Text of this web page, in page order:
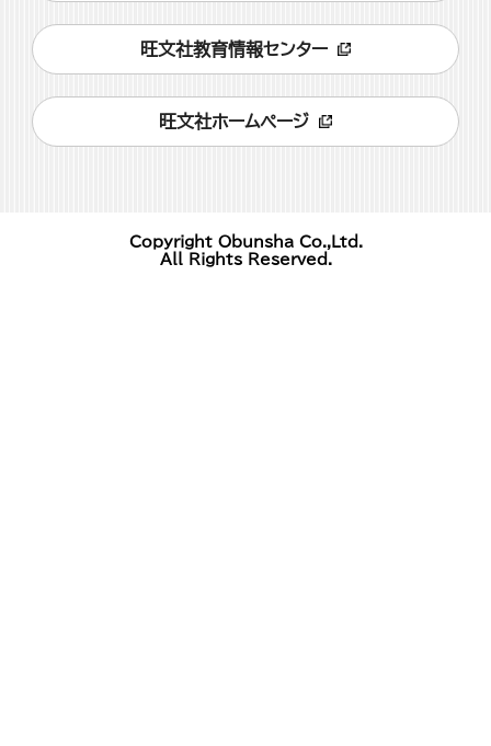
旺文社教育情報センター
旺文社ホームページ
Copyright Obunsha Co.,Ltd.
All Rights Reserved.